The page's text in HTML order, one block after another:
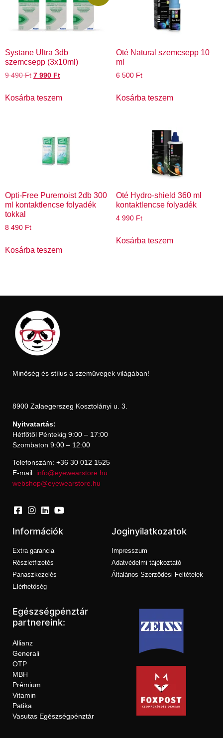
Systane Ultra 3db
szemcsepp (3x10ml)
9 490Ft 7 990 Ft
Kosárba teszem
Oté Natural szemcsepp 10
ml
6 500 Ft
Kosárba teszem
Opti-Free Puremoist 2db 300
ml kontaktlencse folyadék
tokkal
8 490 Ft
Kosárba teszem
Oté Hydro-shield 360 ml
kontaktlencse folyadék
4 990 Ft
Kosárba teszem
Minőség és stílus a szemüvegek világában!
8900 Zalaegerszeg Kosztolányi u. 3.
Nyitvatartás:
Hétfőtől Péntekig 9:00 – 17:00
Szombaton 9:00 – 12:00
Telefonszám: +36 30 012 1525
E-mail: info@eyewearstore.hu
webshop@eyewearstore.hu
Információk
Extra garancia
Részletfizetés
Panaszkezelés
Elérhetőség
Joginyilatkozatok
Impresszum
Adatvédelmi tájékoztató
Általános Szerződési Feltételek
Egészségpénztár
partnereink:
Allianz
Generali
OTP
MBH
Prémium
Vitamin
Patika
Vasutas Egészségpénztár